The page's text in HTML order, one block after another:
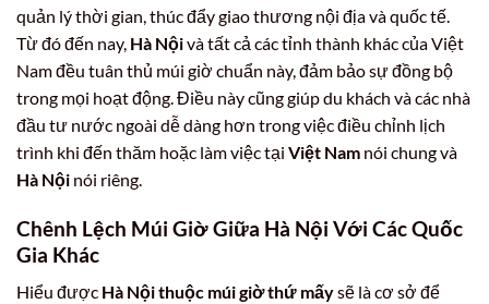
quản lý thời gian, thúc đẩy giao thương nội địa và quốc tế.
Từ đó đến nay, Hà Nộivà tất cả các tỉnh thành khác của Việt
Nam đều tuân thủ múi giờ chuẩn này, đảm bảo sự đồng bộ
trong mọi hoạt động. Điều này cũng giúp du khách và các nhà
đầu tư nước ngoài dễ dàng hơn trong việc điều chỉnh lịch
trình khi đến thăm hoặc làm việc tại Việt Nam nói chung và
Hà Nội nói riêng.
Chênh Lệch Múi Giờ Giữa Hà Nội Với Các Quốc
Gia Khác
Hiểu được Hà Nội thuộc múi giờ thứ mấysẽ là cơ sở để